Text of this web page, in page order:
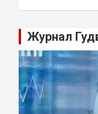
Журнал